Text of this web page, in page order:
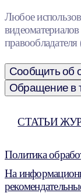
Любое
Сообщить об
Обращение в
СТАТЬИ
Политика
На